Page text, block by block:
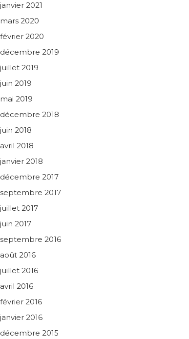
janvier 2021
mars 2020
février 2020
décembre 2019
juillet 2019
juin 2019
mai 2019
décembre 2018
juin 2018
avril 2018
janvier 2018
décembre 2017
septembre 2017
juillet 2017
juin 2017
septembre 2016
août 2016
juillet 2016
avril 2016
février 2016
janvier 2016
décembre 2015